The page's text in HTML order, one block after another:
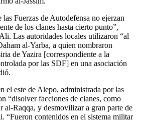
Fuerzas de Autodefensa no ejerzan
de los clanes hasta cierto punto”,
Las autoridades locales utilizaron “al
al-Yarba, a quien nombraron
de Yazira [correspondiente a la
por las SDF] en una asociación
el este de Alepo, administrada por las
“disolver facciones de clanes, como
al-Raqqa, y desmovilizar a gran parte de
“Fueron contenidos en el sistema militar